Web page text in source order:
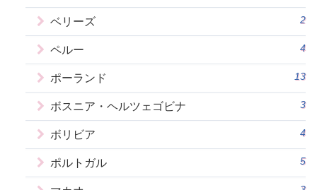
ベリーズ 2
ペルー 4
ポーランド 13
ボスニア・ヘルツェゴビナ 3
ボリビア 4
ポルトガル 5